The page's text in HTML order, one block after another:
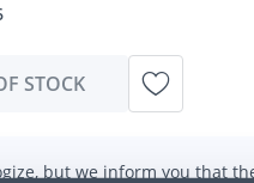
STOCK
but we inform you that